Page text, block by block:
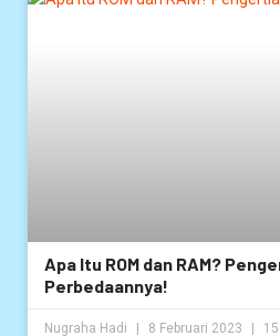
Apa Itu ROM dan RAM?
Perbedaannya!
Nugraha Hadi 8 Februari 2023